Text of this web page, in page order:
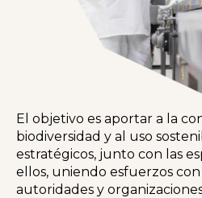
El objetivo es aportar a la
biodiversidad y al uso
estratégicos, junto con las
ellos, uniendo esfuerzos
autoridades y